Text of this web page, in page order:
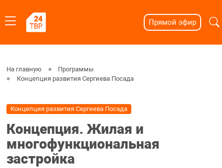
Прямой эфир
На главную
Программы
Концепция развития Сергиева Посада
Концепция развития Сергиева Посада
Концепция. Жилая и
многофункциональная
застройка